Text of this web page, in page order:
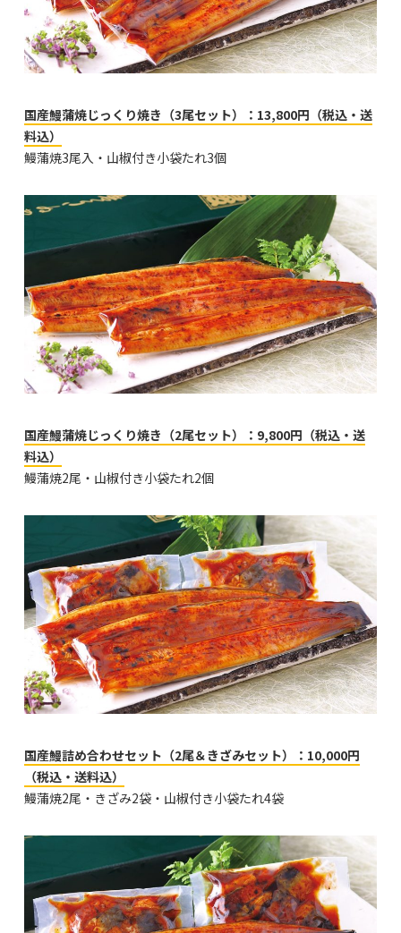
国産鰻蒲焼じっくり焼き（3尾セット）：13,800円（税込・送
料込）
鰻蒲焼3尾入・山椒付き小袋たれ3個
国産鰻蒲焼じっくり焼き（2尾セット）：9,800円（税込・送
料込）
鰻蒲焼2尾・山椒付き小袋たれ2個
国産鰻詰め合わせセット（2尾＆きざみセット）：10,000円
（税込・送料込）
鰻蒲焼2尾・きざみ2袋・山椒付き小袋たれ4袋